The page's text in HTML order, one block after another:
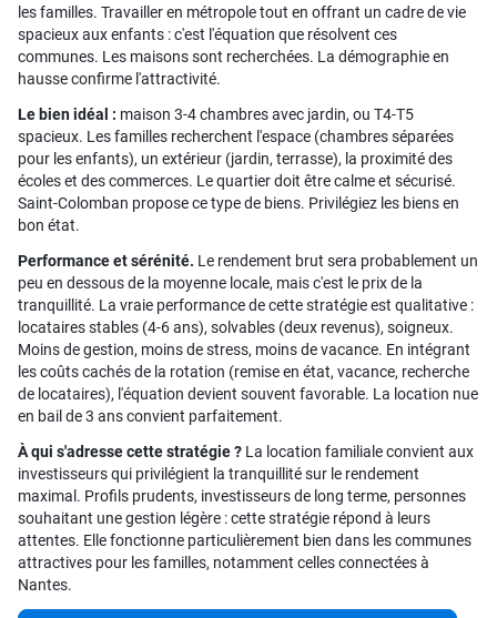
les familles. Travailler en métropole tout en offrant un cadre de vie
spacieux aux enfants : c'est l'équation que résolvent ces
communes. Les maisons sont recherchées. La démographie en
hausse confirme l'attractivité.
Le bien idéal : maison 3-4 chambres avec jardin, ou T4-T5
spacieux. Les familles recherchent l'espace (chambres séparées
pour les enfants), un extérieur (jardin, terrasse), la proximité des
écoles et des commerces. Le quartier doit être calme et sécurisé.
Saint-Colomban propose ce type de biens. Privilégiez les biens en
bon état.
Performance et sérénité. Le rendement brut sera probablement un
peu en dessous de la moyenne locale, mais c'est le prix de la
tranquillité. La vraie performance de cette stratégie est qualitative :
locataires stables (4-6 ans), solvables (deux revenus), soigneux.
Moins de gestion, moins de stress, moins de vacance. En intégrant
les coûts cachés de la rotation (remise en état, vacance, recherche
de locataires), l'équation devient souvent favorable. La location nue
en bail de 3 ans convient parfaitement.
À qui s'adresse cette stratégie ? La location familiale convient aux
investisseurs qui privilégient la tranquillité sur le rendement
maximal. Profils prudents, investisseurs de long terme, personnes
souhaitant une gestion légère : cette stratégie répond à leurs
attentes. Elle fonctionne particulièrement bien dans les communes
attractives pour les familles, notamment celles connectées à
Nantes.